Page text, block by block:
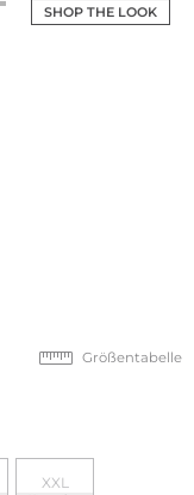
SHOP THE LOOK
Größentabelle
XXL